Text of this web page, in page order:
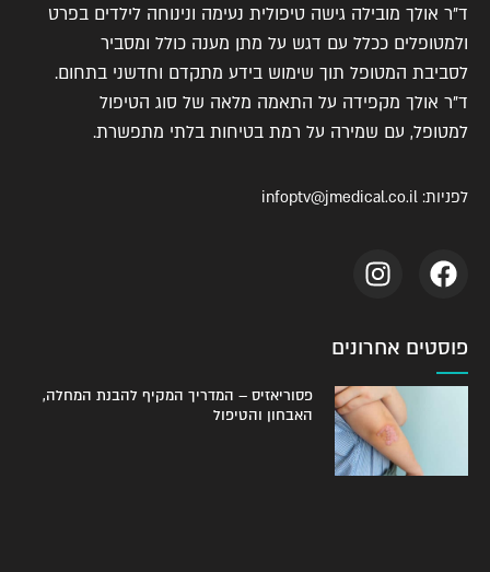
ד"ר אולך מובילה גישה טיפולית נעימה ונינוחה לילדים בפרט
ולמטופלים ככלל עם דגש על מתן מענה כולל ומסביר
לסביבת המטופל תוך שימוש בידע מתקדם וחדשני בתחום.
ד"ר אולך מקפידה על התאמה מלאה של סוג הטיפול
למטופל, עם שמירה על רמת בטיחות בלתי מתפשרת.
לפניות: infoptv@jmedical.co.il
פוסטים אחרונים
פסוריאזיס – המדריך המקיף להבנת המחלה,
האבחון והטיפול